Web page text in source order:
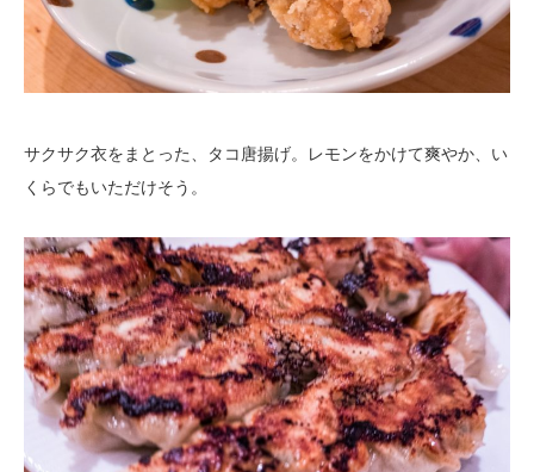
サクサク衣をまとった、タコ唐揚げ。レモンをかけて爽やか、い
くらでもいただけそう。